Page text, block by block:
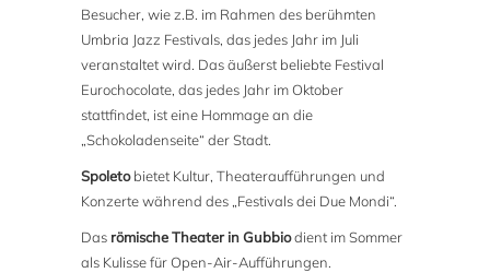
Besucher, wie z.B. im Rahmen des berühmten
Umbria Jazz Festivals, das jedes Jahr im Juli
veranstaltet wird. Das äußerst beliebte Festival
Eurochocolate, das jedes Jahr im Oktober
stattfindet, ist eine Hommage an die
„Schokoladenseite“ der Stadt.
Spoletobietet Kultur, Theateraufführungen und
Konzerte während des „Festivals dei Due Mondi“.
Das römische Theater in Gubbiodient im Sommer
als Kulisse für Open-Air-Aufführungen.